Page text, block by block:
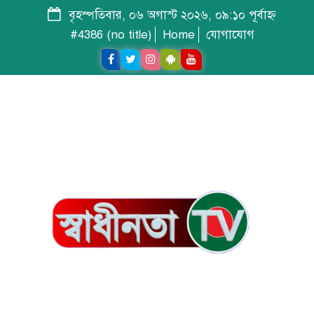
বৃহস্পতিবার, ০৬ অগাস্ট ২০২৬, ০৯:১০ পূর্বাহ্ন
#4386 (no title)
Home যোগাযোগ